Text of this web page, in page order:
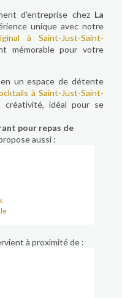
d'entreprise chez La
unique avec notre
à Saint-Just-Saint-
mémorable pour votre
un espace de détente
à Saint-Just-Saint-
idéal pour se
pour repas de
aussi :
à proximité de :